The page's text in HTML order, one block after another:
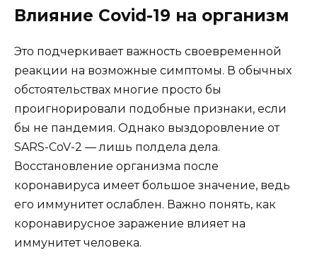
Влияние Covid-19 на организм
Это подчеркивает важность своевременной
реакции на возможные симптомы. В обычных
обстоятельствах многие просто бы
проигнорировали подобные признаки, если
бы не пандемия. Однако выздоровление от
SARS-CoV-2 — лишь полдела дела.
Восстановление организма после
коронавируса имеет большое значение, ведь
его иммунитет ослаблен. Важно понять, как
коронавирусное заражение влияет на
иммунитет человека.